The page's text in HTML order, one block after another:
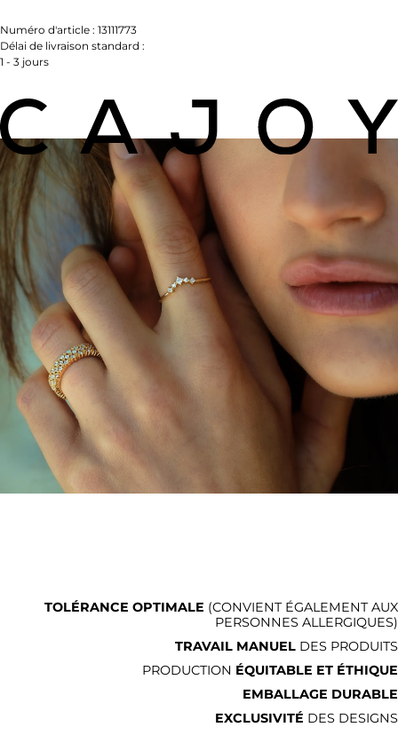
Numéro d'article : 13111773
Délai de livraison standard :
1 - 3 jours
TOLÉRANCE OPTIMALE (CONVIENT ÉGALEMENT AUX
PERSONNES ALLERGIQUES)
TRAVAIL MANUEL DES PRODUITS
PRODUCTION ÉQUITABLE ET ÉTHIQUE
EMBALLAGE DURABLE
EXCLUSIVITÉ DES DESIGNS